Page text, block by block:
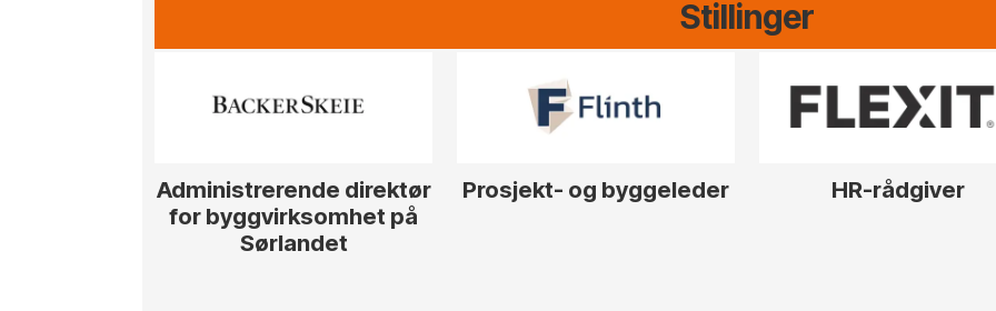
Stillinger
Administrerende direktør
for byggvirksomhet på
Sørlandet
Prosjekt- og byggeleder HR-rådgiver